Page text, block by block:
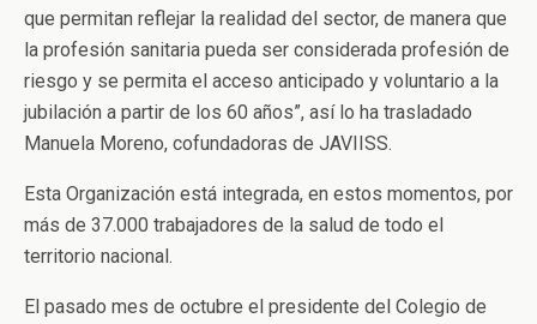
que permitan reflejar la realidad del sector, de manera que
la profesión sanitaria pueda ser considerada profesión de
riesgo y se permita el acceso anticipado y voluntario a la
jubilación a partir de los 60 años”, así lo ha trasladado
Manuela Moreno, cofundadoras de JAVIISS.
Esta Organización está integrada, en estos momentos, por
más de 37.000 trabajadores de la salud de todo el
territorio nacional.
El pasado mes de octubre el presidente del Colegio de